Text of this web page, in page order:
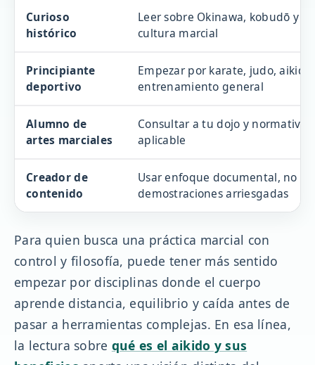
Curioso
histórico
Leer sobre Okinawa, kobudō y
cultura marcial
Principiante
deportivo
Empezar por karate, judo, aikido
entrenamiento general
Alumno de
artes marciales
Consultar a tu dojo y normativa
aplicable
Creador de
contenido
Usar enfoque documental, no
demostraciones arriesgadas
Para quien busca una práctica marcial con
control y filosofía, puede tener más sentido
empezar por disciplinas donde el cuerpo
aprende distancia, equilibrio y caída antes de
pasar a herramientas complejas. En esa línea,
la lectura sobre qué es el aikido y sus